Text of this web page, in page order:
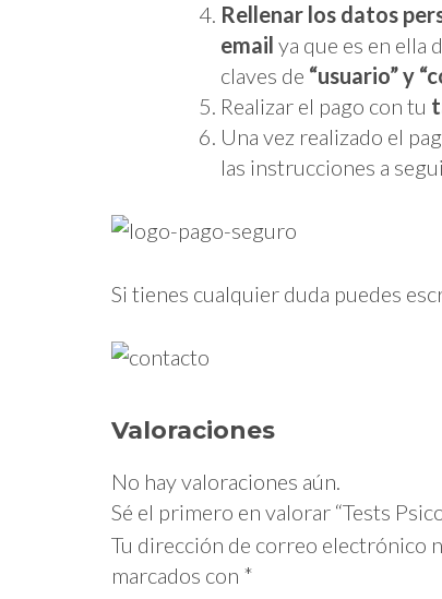
Rellenar los datos
email ya que es en ella
claves de “usuario” y
Realizar el pago con tu
Una vez realizado el
las instrucciones a
Si tienes cualquier duda puedes
Valoraciones
No hay valoraciones aún.
Sé el primero en valorar “Tests
Tu dirección de correo electrónico
marcados con *